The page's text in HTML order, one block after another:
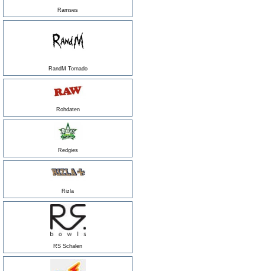
Ramses
RandM Tornado
Rohdaten
Redgies
Rizla
RS Schalen